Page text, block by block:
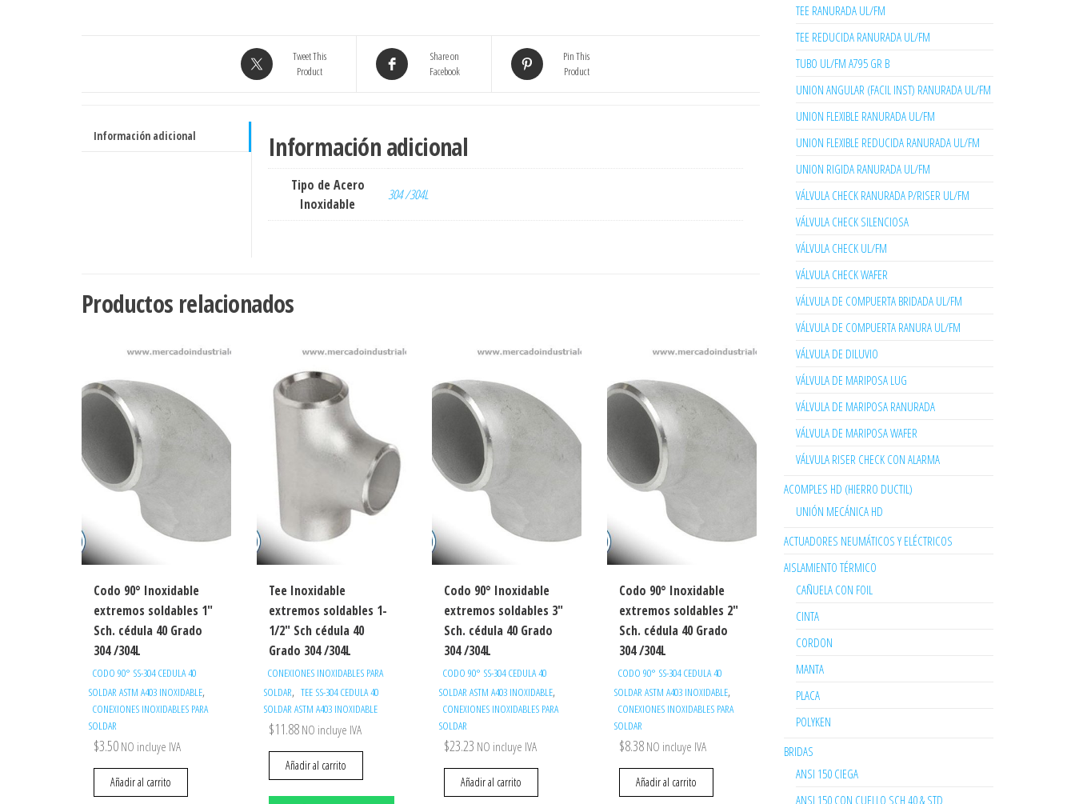
Tweet This
Product
Share on
Facebook
Pin This
Product
Información adicional Información adicional
Tipo de Acero
Inoxidable
304 /304L
Productos relacionados
Codo 90° Inoxidable
extremos soldables 1″
Sch. cédula 40 Grado
304 /304L
CODO 90° SS-304 CEDULA 40
SOLDAR ASTM A403 INOXIDABLE,
CONEXIONES INOXIDABLES PARA
SOLDAR
$3.50 NO incluye IVA
Añadir al carrito
Tee Inoxidable
extremos soldables 1-
1/2″ Sch cédula 40
Grado 304 /304L
CONEXIONES INOXIDABLES PARA
SOLDAR, TEE SS-304 CEDULA 40
SOLDAR ASTM A403 INOXIDABLE
$11.88 NO incluye IVA
Añadir al carrito
Codo 90° Inoxidable
extremos soldables 3″
Sch. cédula 40 Grado
304 /304L
CODO 90° SS-304 CEDULA 40
SOLDAR ASTM A403 INOXIDABLE,
CONEXIONES INOXIDABLES PARA
SOLDAR
$23.23 NO incluye IVA
Añadir al carrito
Codo 90° Inoxidable
extremos soldables 2″
Sch. cédula 40 Grado
304 /304L
CODO 90° SS-304 CEDULA 40
SOLDAR ASTM A403 INOXIDABLE,
CONEXIONES INOXIDABLES PARA
SOLDAR
$8.38 NO incluye IVA
Añadir al carrito
TEE RANURADA UL/FM
TEE REDUCIDA RANURADA UL/FM
TUBO UL/FM A795 GR B
UNION ANGULAR (FACIL INST) RANURADA UL/FM
UNION FLEXIBLE RANURADA UL/FM
UNION FLEXIBLE REDUCIDA RANURADA UL/FM
UNION RIGIDA RANURADA UL/FM
VÁLVULA CHECK RANURADA P/RISER UL/FM
VÁLVULA CHECK SILENCIOSA
VÁLVULA CHECK UL/FM
VÁLVULA CHECK WAFER
VÁLVULA DE COMPUERTA BRIDADA UL/FM
VÁLVULA DE COMPUERTA RANURA UL/FM
VÁLVULA DE DILUVIO
VÁLVULA DE MARIPOSA LUG
VÁLVULA DE MARIPOSA RANURADA
VÁLVULA DE MARIPOSA WAFER
VÁLVULA RISER CHECK CON ALARMA
ACOMPLES HD (HIERRO DUCTIL)
UNIÓN MECÁNICA HD
ACTUADORES NEUMÁTICOS Y ELÉCTRICOS
AISLAMIENTO TÉRMICO
CAÑUELA CON FOIL
CINTA
CORDON
MANTA
PLACA
POLYKEN
BRIDAS
ANSI 150 CIEGA
ANSI 150 CON CUELLO SCH 40 & STD